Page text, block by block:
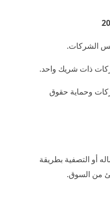
الشركات.
ذات شريك واحد.
وحماية حقوق
أو التصفية بطريقة
من السوق.